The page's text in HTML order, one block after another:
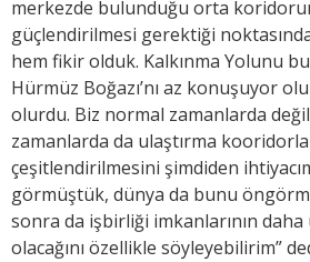
merkezde bulunduğu orta
güçlendirilmesi gerektiği
hem fikir olduk. Kalkınma Yolunu
Hürmüz Boğazı’nı az konuşuyor
olurdu. Biz normal zamanlarda
zamanlarda da ulaştırma
çeşitlendirilmesini şimdiden
görmüştük, dünya da bunu
sonra da işbirliği imkanlarının daha
olacağını özellikle söyleyebilirim”